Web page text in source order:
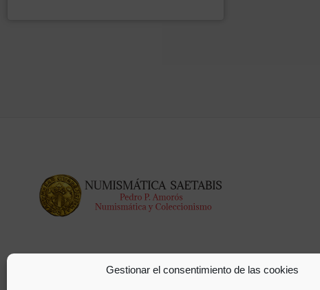
Gestionar el consentimiento de las cookies